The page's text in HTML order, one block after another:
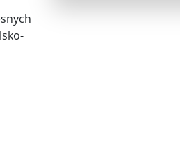
...
na wystawę: „Uciec z